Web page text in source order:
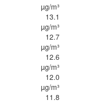
µg/m³
13.1
µg/m³
12.7
µg/m³
12.6
µg/m³
12.0
µg/m³
11.8